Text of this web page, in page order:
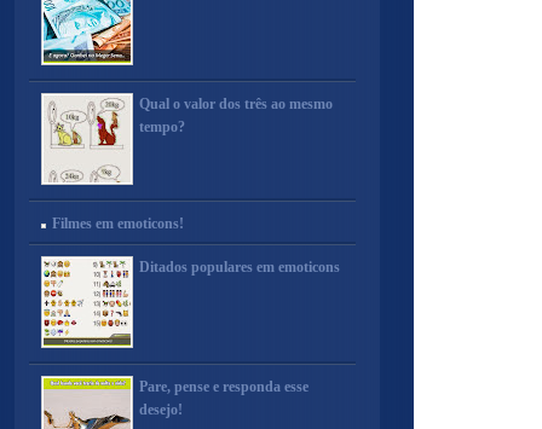
Qual o valor dos três ao mesmo
tempo?
Filmes em emoticons!
Ditados populares em emoticons
Pare, pense e responda esse
desejo!